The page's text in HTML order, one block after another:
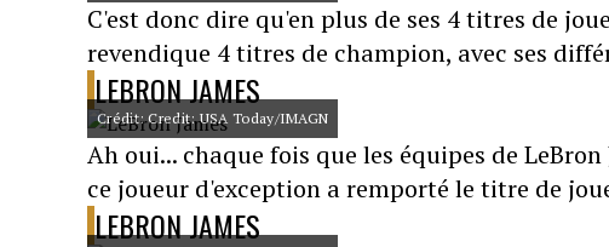
C'est donc dire qu'en plus de ses 4 titres de
revendique 4 titres de champion, avec ses
LEBRON JAMES
Crédit: Credit: USA Today/IMAGN
Ah oui... chaque fois que les équipes de
ce joueur d'exception a remporté le titre de
LEBRON JAMES